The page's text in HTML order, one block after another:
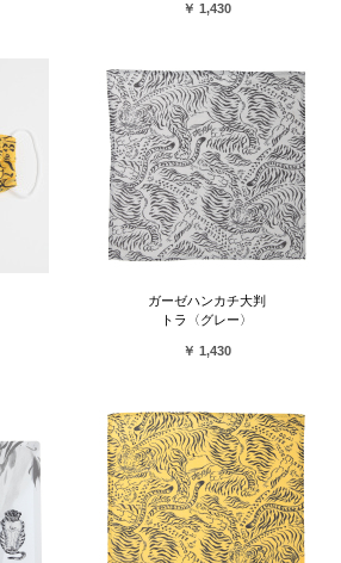
￥ 1,430
ガーゼハンカチ大判
トラ〈グレー〉
￥ 1,430